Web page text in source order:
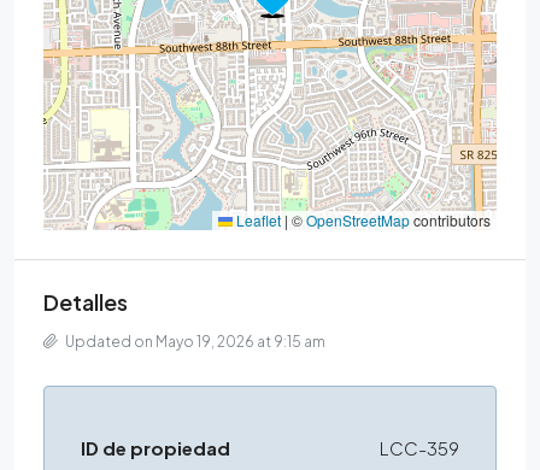
Leaflet | ©OpenStreetMapcontributors
Detalles
Updated on Mayo 19, 2026 at 9:15 am
ID de propiedad LCC-359